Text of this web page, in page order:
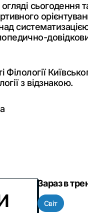
сьогодення
систематизацією
Філології
з відзнакою.
Зараз в
Світ